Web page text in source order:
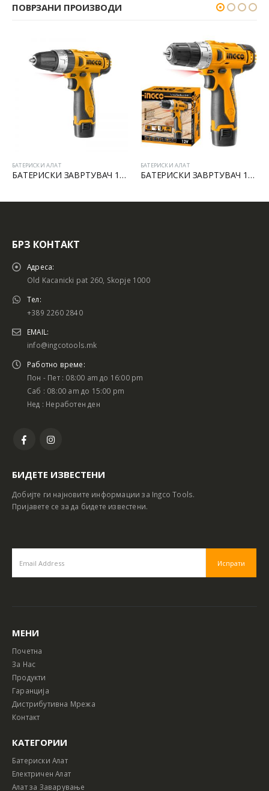
ПОВРЗАНИ ПРОИЗВОДИ
БАТЕРИСКИ ЗАВРТУВАЧ 12V LI-ION СО УДАР
БАТЕРИСКИ АЛАТ
БАТЕРИСКИ ЗАВРТУВАЧ 12V LI-ION
БАТЕРИСКИ АЛАТ
БРЗ КОНТАКТ
Адреса:
Old Kacanicki pat 260, Skopje 1000
Тел:
+389 2260 2840
EMAIL:
info@ingcotools.mk
Работно време:
Пон - Пет : 08:00 am до 16:00 pm
Саб : 08:00 am до 15:00 pm
Нед : Неработен ден
БИДЕТЕ ИЗВЕСТЕНИ
Добијте ги најновите информации за Ingco Tools.
Пријавете се за да бидете известени.
МЕНИ
Почетна
За Нас
Продукти
Гаранција
Дистрибутивна Мрежа
Контакт
КАТЕГОРИИ
Батериски Алат
Електричен Алат
Алат за Заварување